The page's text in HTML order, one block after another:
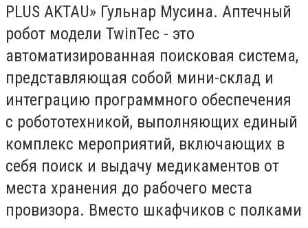
PLUS AKTAU» Гульнар Мусина. Аптечный
робот модели TwinTec - это
автоматизированная поисковая система,
представляющая собой мини-склад и
интеграцию программного обеспечения
с робототехникой, выполняющих единый
комплекс мероприятий, включающих в
себя поиск и выдачу медикаментов от
места хранения до рабочего места
провизора. Вместо шкафчиков с полками